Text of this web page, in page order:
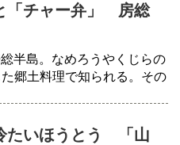
「チャー弁」 房総
半島。なめろうやくじらの
郷土料理で知られる。その
たいほうとう 「山